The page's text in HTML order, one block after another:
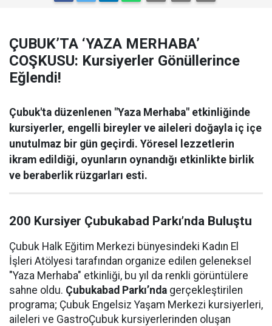
ÇUBUK’TA ‘YAZA MERHABA’
COŞKUSU: Kursiyerler Gönüllerince
Eğlendi!
Çubuk'ta düzenlenen "Yaza Merhaba" etkinliğinde
kursiyerler, engelli bireyler ve aileleri doğayla iç içe
unutulmaz bir gün geçirdi. Yöresel lezzetlerin
ikram edildiği, oyunların oynandığı etkinlikte birlik
ve beraberlik rüzgarları esti.
200 Kursiyer Çubukabad Parkı’nda Buluştu
Çubuk Halk Eğitim Merkezi bünyesindeki Kadın El
İşleri Atölyesi tarafından organize edilen geleneksel
"Yaza Merhaba" etkinliği, bu yıl da renkli görüntülere
sahne oldu. Çubukabad Parkı’nda gerçekleştirilen
programa; Çubuk Engelsiz Yaşam Merkezi kursiyerleri,
aileleri ve GastroÇubuk kursiyerlerinden oluşan